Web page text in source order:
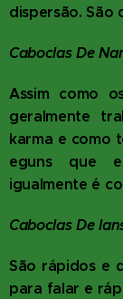
dispersão. São
Caboclas De
Assim como
geralmente
karma e como
eguns que
igualmente é
Caboclas De
São rápidos e
para falar e